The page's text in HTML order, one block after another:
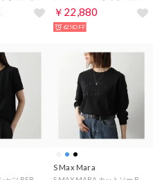
￥22,880
62%OFF
S Max Mara